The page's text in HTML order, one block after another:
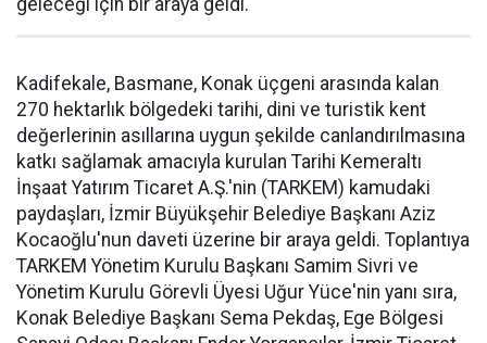
geleceği için bir araya geldi.
Kadifekale, Basmane, Konak üçgeni arasında kalan
270 hektarlık bölgedeki tarihi, dini ve turistik kent
değerlerinin asıllarına uygun şekilde canlandırılmasına
katkı sağlamak amacıyla kurulan Tarihi Kemeraltı
İnşaat Yatırım Ticaret A.Ş.'nin (TARKEM) kamudaki
paydaşları, İzmir Büyükşehir Belediye Başkanı Aziz
Kocaoğlu'nun daveti üzerine bir araya geldi. Toplantıya
TARKEM Yönetim Kurulu Başkanı Samim Sivri ve
Yönetim Kurulu Görevli Üyesi Uğur Yüce'nin yanı sıra,
Konak Belediye Başkanı Sema Pekdaş, Ege Bölgesi